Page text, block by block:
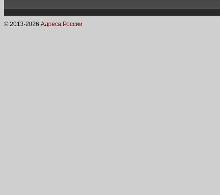
© 2013-2026 Адреса России